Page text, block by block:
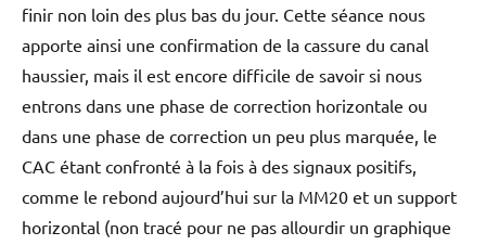
finir non loin des plus bas du jour. Cette séance nous
apporte ainsi une confirmation de la cassure du canal
haussier, mais il est encore difficile de savoir si nous
entrons dans une phase de correction horizontale ou
dans une phase de correction un peu plus marquée, le
CAC étant confronté à la fois à des signaux positifs,
comme le rebond aujourd’hui sur la MM20 et un support
horizontal (non tracé pour ne pas allourdir un graphique